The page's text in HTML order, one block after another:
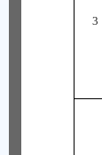
3